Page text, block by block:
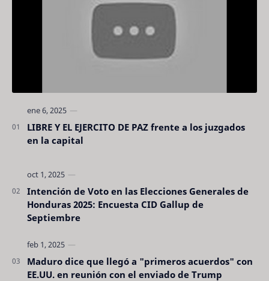
LIBRE Y EL EJERCITO DE PAZ frente a los juzgados
en la capital
Intención de Voto en las Elecciones Generales de
Honduras 2025: Encuesta CID Gallup de
Septiembre
Maduro dice que llegó a "primeros acuerdos" con
EE.UU. en reunión con el enviado de Trump